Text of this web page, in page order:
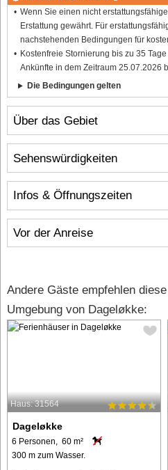
Über das Gebiet
Infos & Öffnungszeiten
Vor der Anreise
Wenn Sie einen nicht
Erstattung gewährt. Für
nachstehenden Bedingungen für
Kostenfreie Stornierung bis zu 35
Ankünfte in dem Zeitraum 25.07.2026
Die Bedingungen gelten
Sehenswürdigkeiten
Andere Gäste empfehlen
Umgebung von Dageløkke:
Haus: 31564
Dageløkke
6 Personen, 60 m²
300 m zum Wasser.